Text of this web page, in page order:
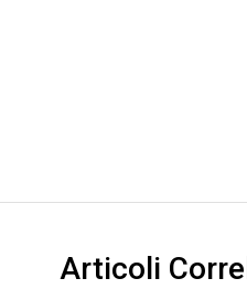
Articoli